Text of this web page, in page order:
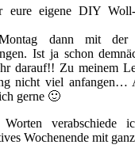
eigene DIY Woll-
dann mit der
Ist ja schon
darauf!! Zu meinem
nicht viel
gerne 🙂
verabschiede
Wochenende mit